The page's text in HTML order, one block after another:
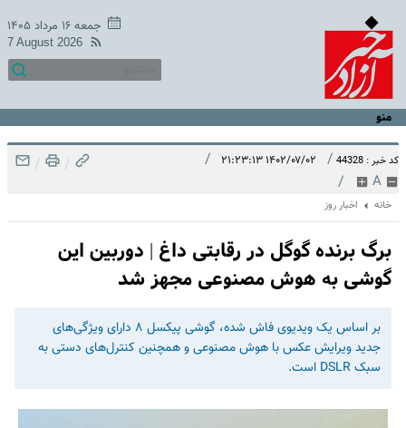
جمعه ۱۶ مرداد ۱۴۰۵
7 August 2026
منو
کد خبر : 44328 / ۱۴۰۲/۰۷/۰۲ ۲۱:۲۳:۱۳ /
A
/
/
/
خانه اخبار روز
برگ برنده‌ گوگل در رقابتی داغ | دوربین این
گوشی به هوش مصنوعی مجهز شد
بر اساس یک ویدیوی فاش شده، گوشی پیکسل ۸ دارای ویژگی‌های
جدید ویرایش عکس با هوش مصنوعی و همچنین کنترل‌های دستی به
سبک DSLR است.